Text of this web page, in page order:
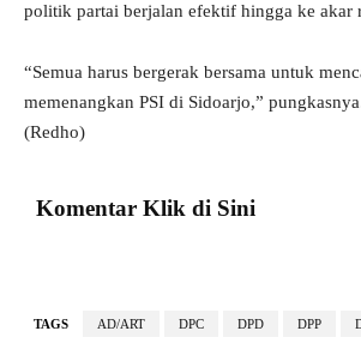
politik partai berjalan efektif hingga ke akar
“Semua harus bergerak bersama untuk
memenangkan PSI di Sidoarjo,”
(Redho)
Komentar Klik di Sini
TAGS AD/ART DPC DPD DPP